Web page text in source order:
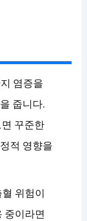
염증을
줍니다.
꾸준한
적 영향을
위험이
중이라면